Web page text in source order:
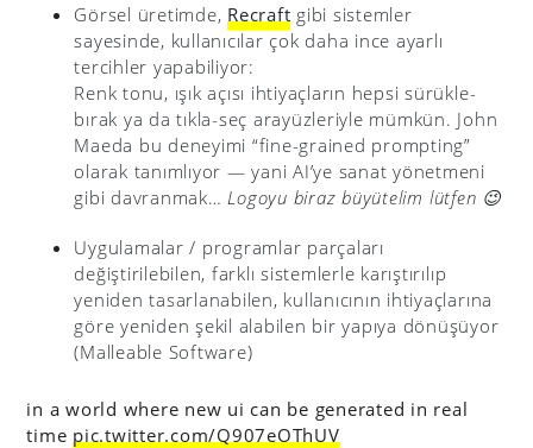
Görsel üretimde, Recraft gibi sistemler
sayesinde, kullanıcılar çok daha ince ayarlı
tercihler yapabiliyor:
Renk tonu, ışık açısı ihtiyaçların hepsi sürükle-
bırak ya da tıkla-seç arayüzleriyle mümkün. John
Maeda bu deneyimi “fine-grained prompting”
olarak tanımlıyor — yani AI’ye sanat yönetmeni
gibi davranmak… Logoyu biraz büyütelim lütfen 😉
Uygulamalar / programlar parçaları
değiştirilebilen, farklı sistemlerle karıştırılıp
yeniden tasarlanabilen, kullanıcının ihtiyaçlarına
göre yeniden şekil alabilen bir yapıya dönüşüyor
(Malleable Software)
in a world where new ui can be generated in real
time pic.twitter.com/Q907eOThUV